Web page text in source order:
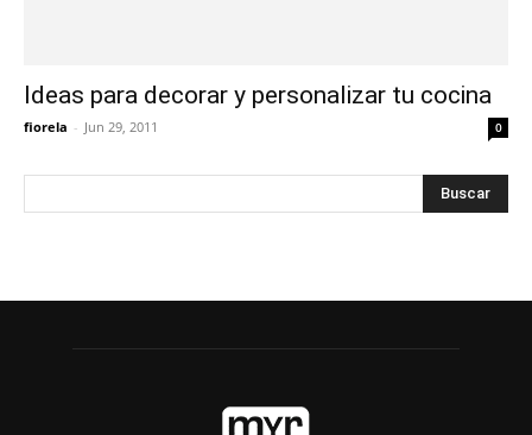
Ideas para decorar y personalizar tu cocina
fiorela - Jun 29, 2011 0